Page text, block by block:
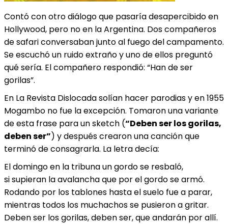
Contó con otro diálogo que pasaría desapercibido en
Hollywood, pero no en la Argentina. Dos compañeros
de safari conversaban junto al fuego del campamento.
Se escuchó un ruido extraño y uno de ellos preguntó
qué sería. El compañero respondió: “Han de ser
gorilas”.
En La Revista Dislocada solían hacer parodias y en 1955
Mogambo no fue la excepción. Tomaron una variante
de esta frase para un sketch (“Deben ser los gorilas,
deben ser”) y después crearon una canción que
terminó de consagrarla. La letra decía:
El domingo en la tribuna un gordo se resbaló,
si supieran la avalancha que por el gordo se armó.
Rodando por los tablones hasta el suelo fue a parar,
mientras todos los muchachos se pusieron a gritar.
Deben ser los gorilas, deben ser, que andarán por allí.